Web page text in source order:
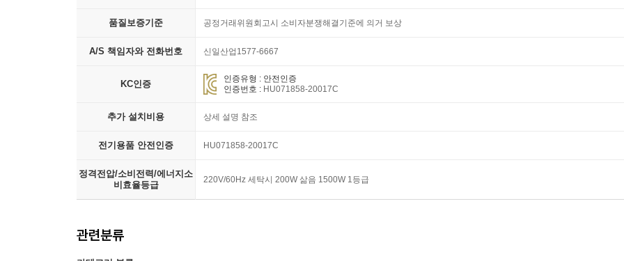
품질보증기준 공정거래위원회고시 소비자분쟁해결기준에 의거 보상
A/S 책임자와 전화번호 신일산업1577-6667
KC인증
인증유형 : 안전인증
인증번호 : HU071858-20017C
추가 설치비용 상세 설명 참조
전기용품 안전인증 HU071858-20017C
정격전압/소비전력/에너지소
비효율등급
220V/60Hz 세탁시 200W 삶음 1500W 1등급
관련분류